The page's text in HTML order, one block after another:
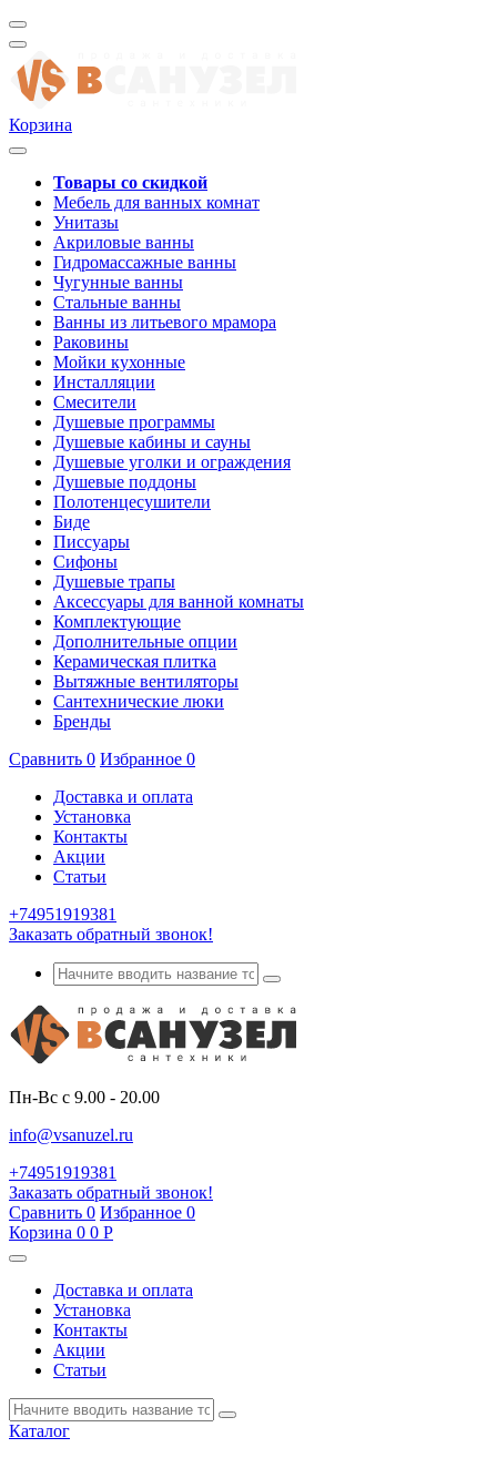
Корзина
Товары со скидкой
Мебель для ванных комнат
Унитазы
Акриловые ванны
Гидромассажные ванны
Чугунные ванны
Стальные ванны
Ванны из литьевого мрамора
Раковины
Мойки кухонные
Инсталляции
Смесители
Душевые программы
Душевые кабины и сауны
Душевые уголки и ограждения
Душевые поддоны
Полотенцесушители
Биде
Писсуары
Сифоны
Душевые трапы
Аксессуары для ванной комнаты
Комплектующие
Дополнительные опции
Керамическая плитка
Вытяжные вентиляторы
Сантехнические люки
Бренды
Сравнить 0 Избранное 0
Доставка и оплата
Установка
Контакты
Акции
Статьи
+74951919381
Заказать обратный звонок!
Пн-Вс с 9.00 - 20.00
info@vsanuzel.ru
+74951919381
Заказать обратный звонок!
Сравнить 0 Избранное 0
Корзина 0 0 Р
Доставка и оплата
Установка
Контакты
Акции
Статьи
Каталог